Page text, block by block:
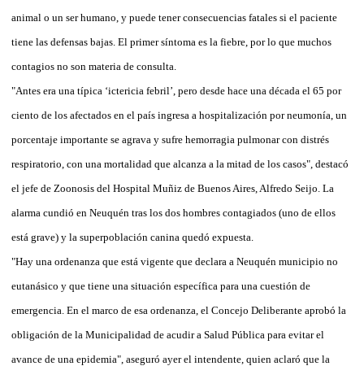
animal o un ser humano, y puede tener consecuencias fatales si el paciente
tiene las defensas bajas. El primer síntoma es la fiebre, por lo que muchos
contagios no son materia de consulta.
"Antes era una típica ‘ictericia febril’, pero desde hace una década el 65 por
ciento de los afectados en el país ingresa a hospitalización por neumonía, un
porcentaje importante se agrava y sufre hemorragia pulmonar con distrés
respiratorio, con una mortalidad que alcanza a la mitad de los casos", destacó
el jefe de Zoonosis del Hospital Muñiz de Buenos Aires, Alfredo Seijo. La
alarma cundió en Neuquén tras los dos hombres contagiados (uno de ellos
está grave) y la superpoblación canina quedó expuesta.
"Hay una ordenanza que está vigente que declara a Neuquén municipio no
eutanásico y que tiene una situación específica para una cuestión de
emergencia. En el marco de esa ordenanza, el Concejo Deliberante aprobó la
obligación de la Municipalidad de acudir a Salud Pública para evitar el
avance de una epidemia", aseguró ayer el intendente, quien aclaró que la